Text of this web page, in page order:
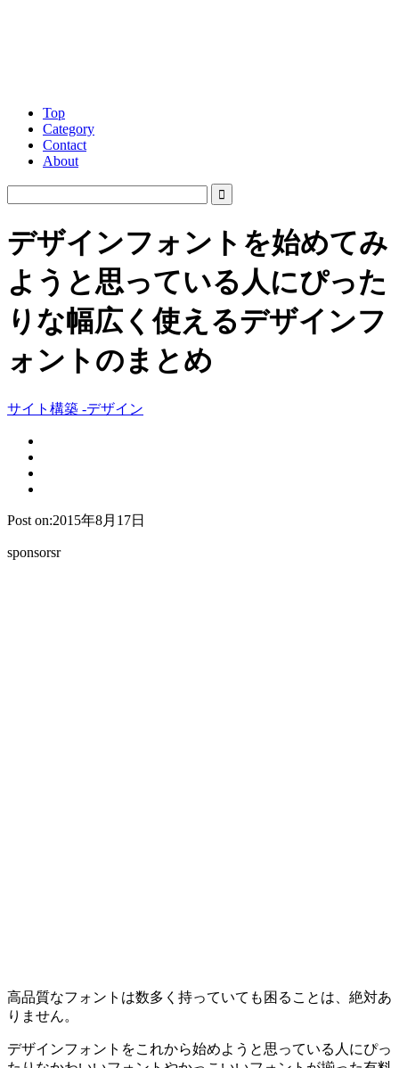
Top
Category
Contact
About
デザインフォントを始めてみ
ようと思っている人にぴった
りな幅広く使えるデザインフ
ォントのまとめ
サイト構築 -デザイン
Post on:2015年8月17日
sponsorsr
高品質なフォントは数多く持っていても困ることは、絶対あ
りません。
デザインフォントをこれから始めようと思っている人にぴっ